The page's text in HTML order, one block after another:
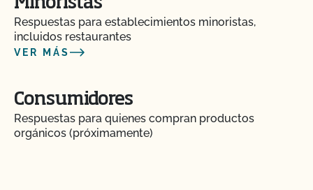
Respuestas para establecimientos minoristas,
incluidos restaurantes
VER MÁS
Consumidores
Respuestas para quienes compran productos
orgánicos (próximamente)